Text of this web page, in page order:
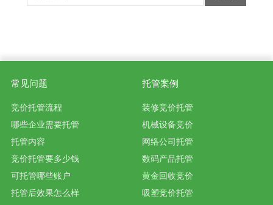
常见问题
竞价托管流程
哪些企业需要托管
托管内容
竞价托管要多少钱
可托管哪些账户
托管后效果怎么样
托管案例
装修竞价托管
机械设备竞价
网络公司托管
数码产品托管
黄金回收竞价
吸塑竞价托管